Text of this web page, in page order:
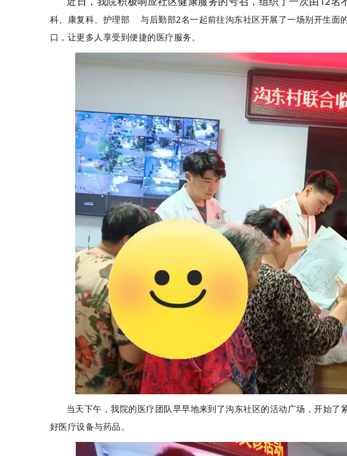
科、康复科、护理部 与后勤部2名一起前往沟东社区开展了一场别开生面
口，让更多人享受到便捷的医疗服务。
当天下午，我院的医疗团队早早地来到了沟东社区的活动广场，开始了紧
好医疗设备与药品。